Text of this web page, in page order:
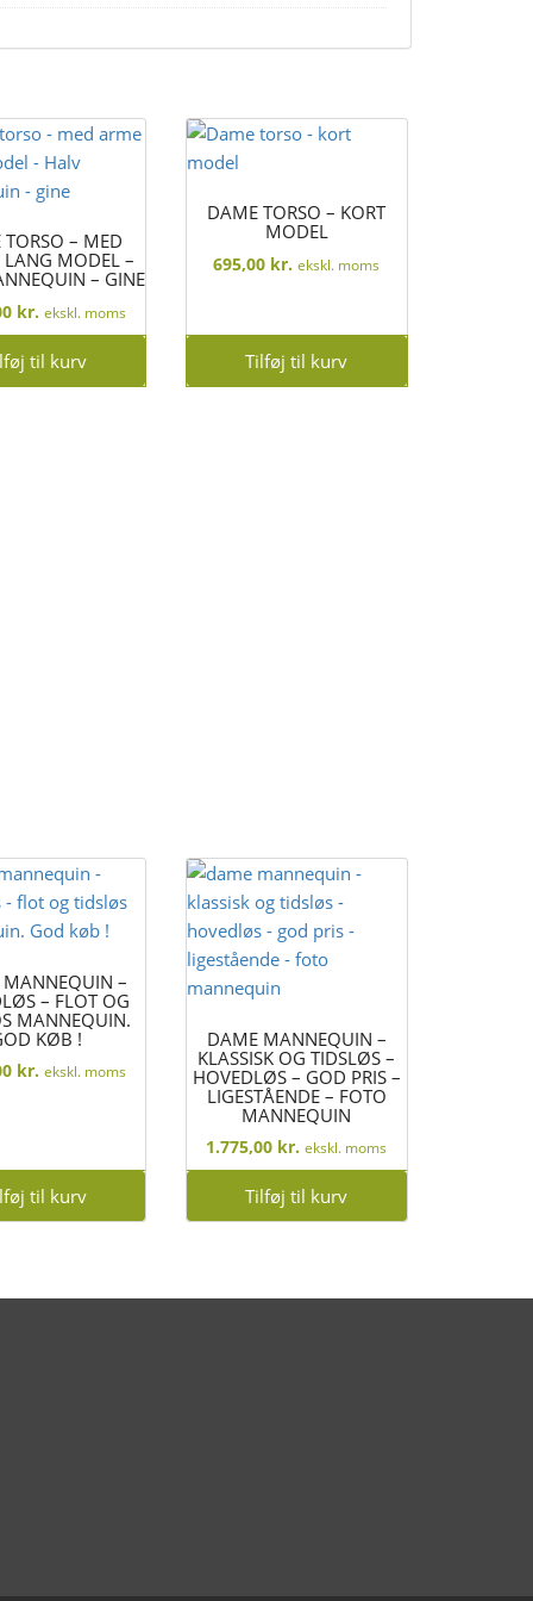
– MED
LANG MODEL –
– GINE
kr. ekskl. moms
til kurv
DAME TORSO – KORT
MODEL
695,00 kr. ekskl. moms
Tilføj til kurv
MANNEQUIN –
– FLOT OG
MANNEQUIN.
KØB !
kr. ekskl. moms
til kurv
DAME MANNEQUIN –
KLASSISK OG TIDSLØS –
HOVEDLØS – GOD PRIS –
LIGESTÅENDE – FOTO
MANNEQUIN
1.775,00 kr. ekskl. moms
Tilføj til kurv